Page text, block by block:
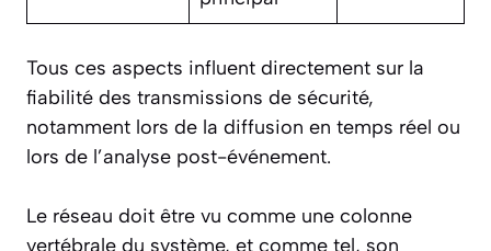
Tous ces aspects influent directement sur la
fiabilité des transmissions de sécurité,
notamment lors de la diffusion en temps réel ou
lors de l’analyse post-événement.
Le réseau doit être vu comme une colonne
vertébrale du système, et comme tel, son